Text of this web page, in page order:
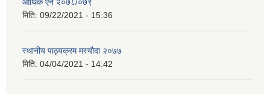
आर्थिक ऐन २०७८/०७९
मिति: 09/22/2021 - 15:36
स्थानीय पाठ्यक्रम मस्यौदा २०७७
मिति: 04/04/2021 - 14:42